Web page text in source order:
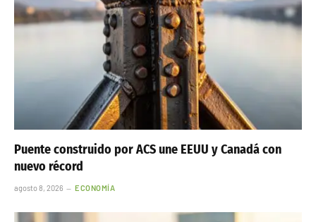
Puente construido por ACS une EEUU y Canadá con
nuevo récord
agosto 8, 2026 ECONOMÍA